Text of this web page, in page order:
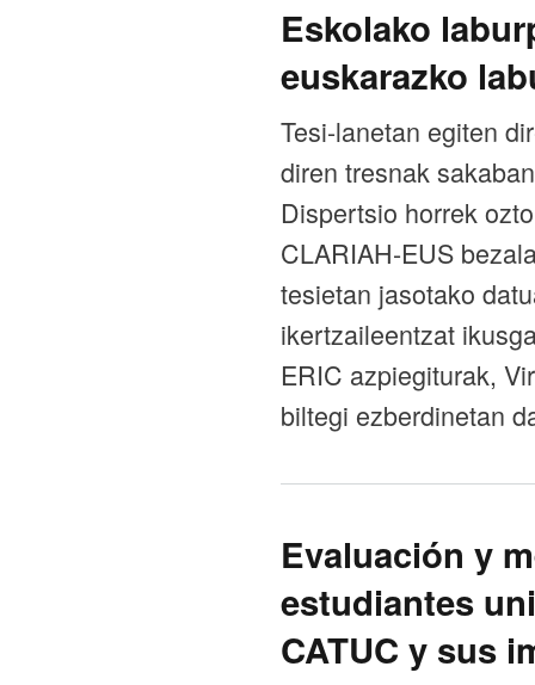
Eskolako
euskarazko
Tesi-lanetan egiten
diren tresnak
Dispertsio horrek
CLARIAH-EUS
tesietan jasotako
ikertzaileentzat
ERIC azpiegiturak,
biltegi ezberdinetan
Evaluación y
estudiantes
CATUC y sus